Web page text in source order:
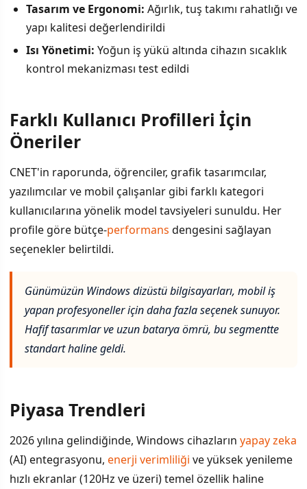
Tasarım ve Ergonomi: Ağırlık, tuş takımı rahatlığı ve
yapı kalitesi değerlendirildi
Isı Yönetimi: Yoğun iş yükü altında cihazın sıcaklık
kontrol mekanizması test edildi
Farklı Kullanıcı Profilleri İçin
Öneriler
CNET'in raporunda, öğrenciler, grafik tasarımcılar,
yazılımcılar ve mobil çalışanlar gibi farklı kategori
kullanıcılarına yönelik model tavsiyeleri sunuldu. Her
profile göre bütçe-performans dengesini sağlayan
seçenekler belirtildi.
Günümüzün Windows dizüstü bilgisayarları, mobil iş
yapan profesyoneller için daha fazla seçenek sunuyor.
Hafif tasarımlar ve uzun batarya ömrü, bu segmentte
standart haline geldi.
Piyasa Trendleri
2026 yılına gelindiğinde, Windows cihazların yapay zeka
(AI) entegrasyonu, enerji verimliliği ve yüksek yenileme
hızlı ekranlar (120Hz ve üzeri) temel özellik haline